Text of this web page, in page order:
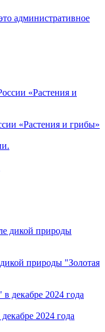
административное
«Растения и грибы»
природы "Золотая
2024 года